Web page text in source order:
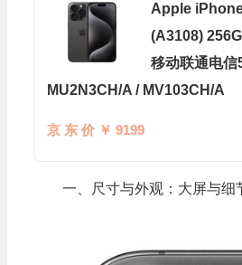
Apple
(A3108)
移动联通电信
MU2N3CH/A / MV103CH/A
京 东 价 ￥ 9199
一、尺寸与外观：大屏与细